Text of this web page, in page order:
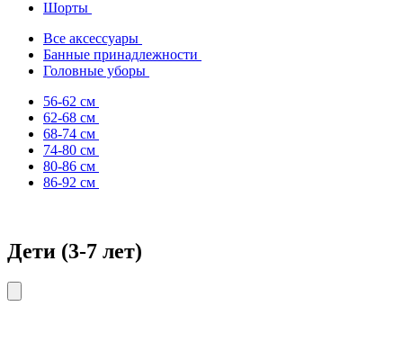
Шорты
Все аксессуары
Банные принадлежности
Головные уборы
56-62 см
62-68 см
68-74 см
74-80 см
80-86 см
86-92 см
Дети (3-7 лет)